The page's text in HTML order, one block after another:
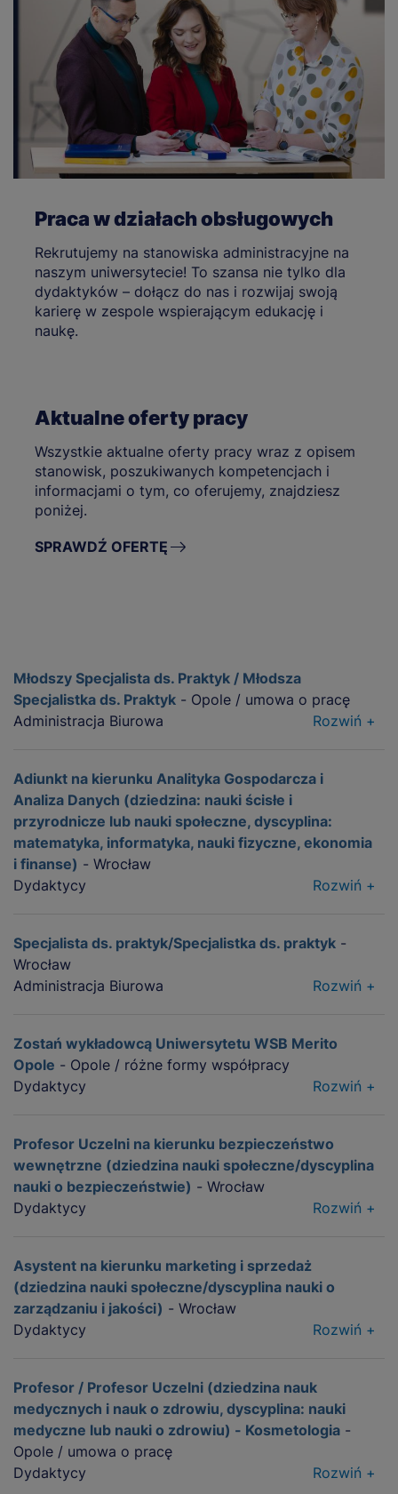
Praca w działach obsługowych
Rekrutujemy na stanowiska administracyjne na
naszym uniwersytecie! To szansa nie tylko dla
dydaktyków – dołącz do nas i rozwijaj swoją
karierę w zespole wspierającym edukację i
naukę.
Aktualne oferty pracy
Wszystkie aktualne oferty pracy wraz z opisem
stanowisk, poszukiwanych kompetencjach i
informacjami o tym, co oferujemy, znajdziesz
poniżej.
SPRAWDŹ OFERTĘ
Młodszy Specjalista ds. Praktyk / Młodsza
Specjalistka ds. Praktyk - Opole / umowa o pracę
Administracja Biurowa
Rozwiń +
Adiunkt na kierunku Analityka Gospodarcza i
Analiza Danych (dziedzina: nauki ścisłe i
przyrodnicze lub nauki społeczne, dyscyplina:
matematyka, informatyka, nauki fizyczne, ekonomia
i finanse) - Wrocław
Dydaktycy
Rozwiń +
Specjalista ds. praktyk/Specjalistka ds. praktyk -
Wrocław
Administracja Biurowa
Rozwiń +
Zostań wykładowcą Uniwersytetu WSB Merito
Opole - Opole / różne formy współpracy
Dydaktycy
Rozwiń +
Profesor Uczelni na kierunku bezpieczeństwo
wewnętrzne (dziedzina nauki społeczne/dyscyplina
nauki o bezpieczeństwie) - Wrocław
Dydaktycy
Rozwiń +
Asystent na kierunku marketing i sprzedaż
(dziedzina nauki społeczne/dyscyplina nauki o
zarządzaniu i jakości) - Wrocław
Dydaktycy
Rozwiń +
Profesor / Profesor Uczelni (dziedzina nauk
medycznych i nauk o zdrowiu, dyscyplina: nauki
medyczne lub nauki o zdrowiu) - Kosmetologia -
Opole / umowa o pracę
Dydaktycy
Rozwiń +